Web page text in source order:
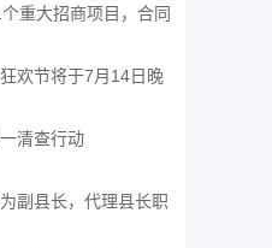
重大招商项目，合同
欢节将于7月14日晚
清查行动
副县长，代理县长职